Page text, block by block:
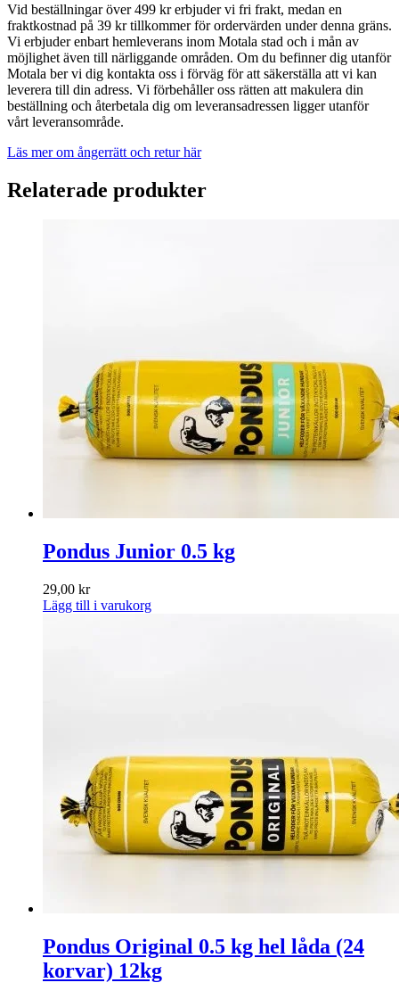
Vid beställningar över 499 kr erbjuder vi fri frakt, medan en
fraktkostnad på 39 kr tillkommer för ordervärden under denna gräns.
Vi erbjuder enbart hemleverans inom Motala stad och i mån av
möjlighet även till närliggande områden. Om du befinner dig utanför
Motala ber vi dig kontakta oss i förväg för att säkerställa att vi kan
leverera till din adress. Vi förbehåller oss rätten att makulera din
beställning och återbetala dig om leveransadressen ligger utanför
vårt leveransområde.
Läs mer om ångerrätt och retur här
Relaterade produkter
Pondus Junior 0.5 kg
29,00 kr
Lägg till i varukorg
Pondus Original 0.5 kg hel låda (24
korvar) 12kg